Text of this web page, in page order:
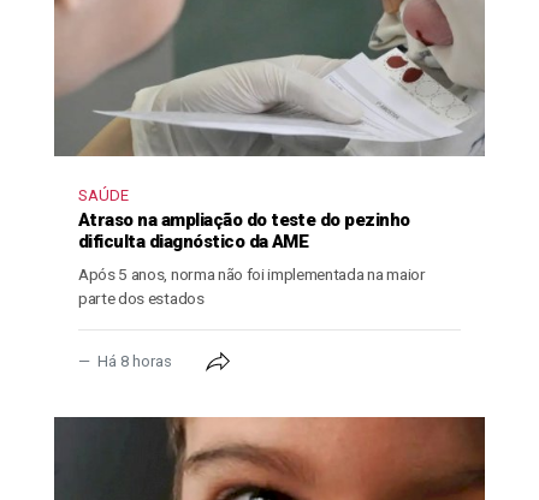
SAÚDE
Atraso na ampliação do teste do pezinho
dificulta diagnóstico da AME
Após 5 anos, norma não foi implementada na maior
parte dos estados
Há 8 horas